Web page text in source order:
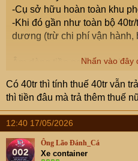
-Cụ sở hữu hoàn toàn khu
-Khi đó gần như toàn bộ
dương (trừ chi phí vận hành,
Âm dòng tiền ngắn hạn khác
Nhấn vào đây
Có 40tr thì tính thuế 40tr vẫn
thì tiền đâu mà trả thêm thuế
12:40 17/05/2026
Ông Lão Đánh_Cá
Xe container